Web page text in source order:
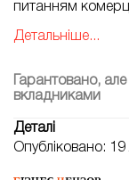
питанням
Детальніше...
Гарантовано,
вкладниками
Деталі
Опубліковано: